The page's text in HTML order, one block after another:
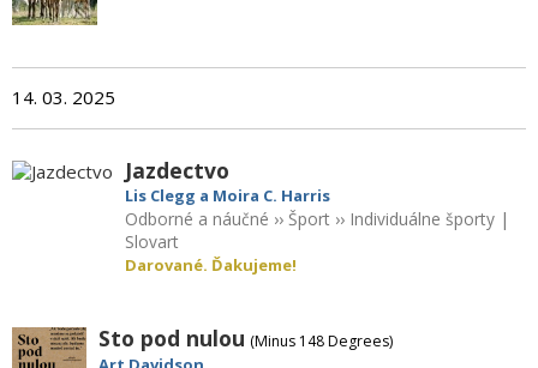
14. 03. 2025
Jazdectvo
Lis Clegg a Moira C. Harris
Odborné a náučné ›› Šport ›› Individuálne športy |
Slovart
Darované. Ďakujeme!
Sto pod nulou (Minus 148 Degrees)